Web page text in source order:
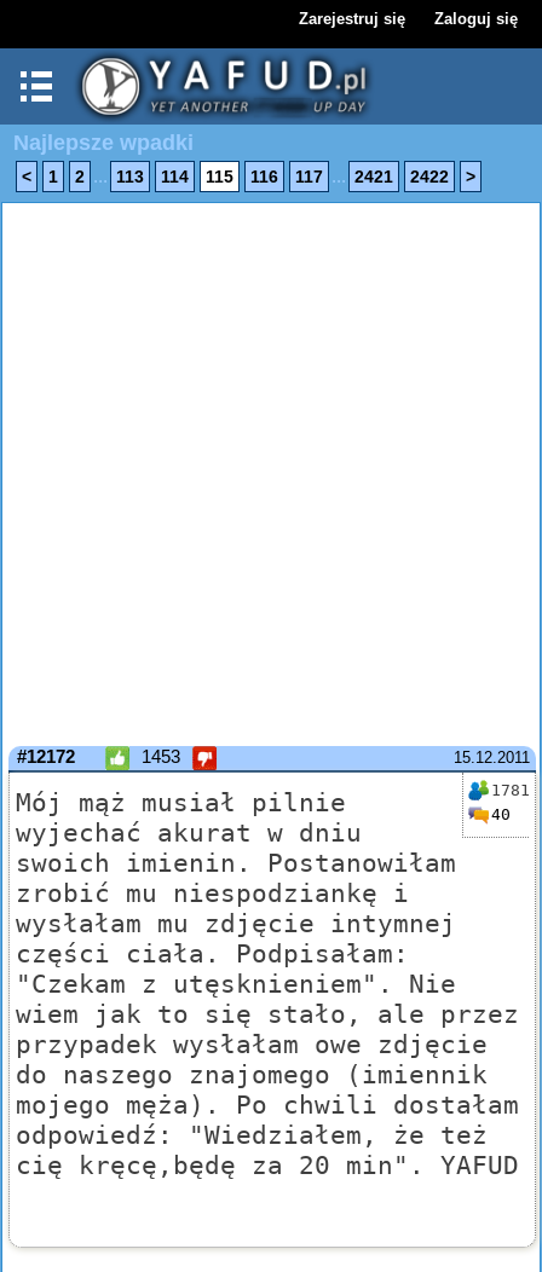
Zarejestruj się Zaloguj się
Najlepsze wpadki
< 1 2 ... 113 114 115 116 117 ... 2421 2422 >
15.12.2011
#12172 1453
1781
40
Mój mąż musiał pilnie
wyjechać akurat w dniu
swoich imienin. Postanowiłam
zrobić mu niespodziankę i
wysłałam mu zdjęcie intymnej
części ciała. Podpisałam:
"Czekam z utęsknieniem". Nie
wiem jak to się stało, ale przez
przypadek wysłałam owe zdjęcie
do naszego znajomego (imiennik
mojego męża). Po chwili dostałam
odpowiedź: "Wiedziałem, że też
cię kręcę,będę za 20 min". YAFUD